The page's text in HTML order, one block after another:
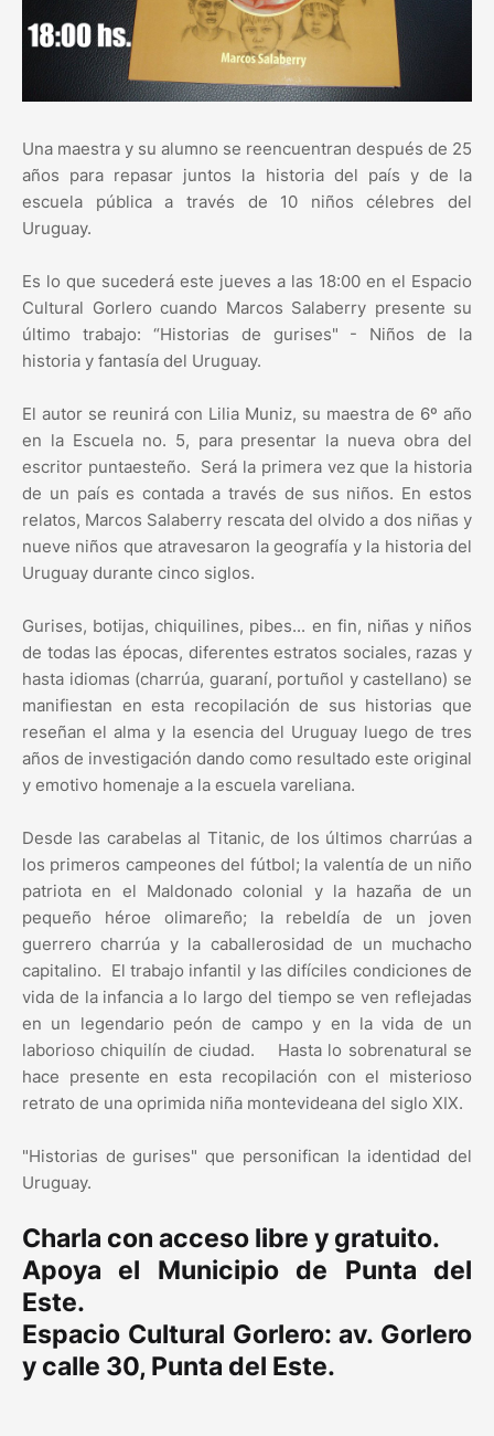
Una maestra y su alumno se reencuentran después de 25
años para repasar juntos la historia del país y de la
escuela pública a través de 10 niños célebres del
Uruguay.
Es lo que sucederá este jueves a las 18:00 en el Espacio
Cultural Gorlero cuando Marcos Salaberry presente su
último trabajo: “Historias de gurises" - Niños de la
historia y fantasía del Uruguay.
El autor se reunirá con Lilia Muniz, su maestra de 6º año
en la Escuela no. 5, para presentar la nueva obra del
escritor puntaesteño. Será la primera vez que la historia
de un país es contada a través de sus niños. En estos
relatos, Marcos Salaberry rescata del olvido a dos niñas y
nueve niños que atravesaron la geografía y la historia del
Uruguay durante cinco siglos.
Gurises, botijas, chiquilines, pibes... en fin, niñas y niños
de todas las épocas, diferentes estratos sociales, razas y
hasta idiomas (charrúa, guaraní, portuñol y castellano) se
manifiestan en esta recopilación de sus historias que
reseñan el alma y la esencia del Uruguay luego de tres
años de investigación dando como resultado este original
y emotivo homenaje a la escuela vareliana.
Desde las carabelas al Titanic, de los últimos charrúas a
los primeros campeones del fútbol; la valentía de un niño
patriota en el Maldonado colonial y la hazaña de un
pequeño héroe olimareño; la rebeldía de un joven
guerrero charrúa y la caballerosidad de un muchacho
capitalino. El trabajo infantil y las difíciles condiciones de
vida de la infancia a lo largo del tiempo se ven reflejadas
en un legendario peón de campo y en la vida de un
laborioso chiquilín de ciudad. Hasta lo sobrenatural se
hace presente en esta recopilación con el misterioso
retrato de una oprimida niña montevideana del siglo XIX.
"Historias de gurises" que personifican la identidad del
Uruguay.
Charla con acceso libre y gratuito.
Apoya el Municipio de Punta del
Este.
Espacio Cultural Gorlero: av. Gorlero
y calle 30, Punta del Este.